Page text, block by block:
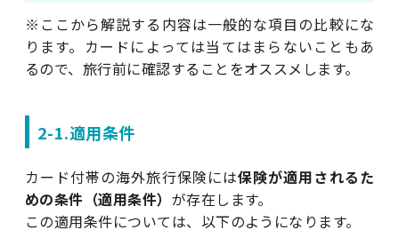
※ここから解説する内容は一般的な項目の比較にな
ります。カードによっては当てはまらないこともあ
るので、旅行前に確認することをオススメします。
2-1.適用条件
カード付帯の海外旅行保険には保険が適用されるた
めの条件（適用条件） が存在します。
この適用条件については、以下のようになります。